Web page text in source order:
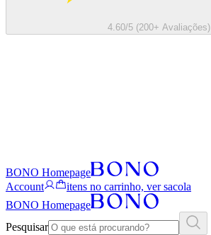
4.60/5 (200+ Avaliações)
BONO Homepage
Account
itens no carrinho, ver sacola
BONO Homepage
Pesquisar